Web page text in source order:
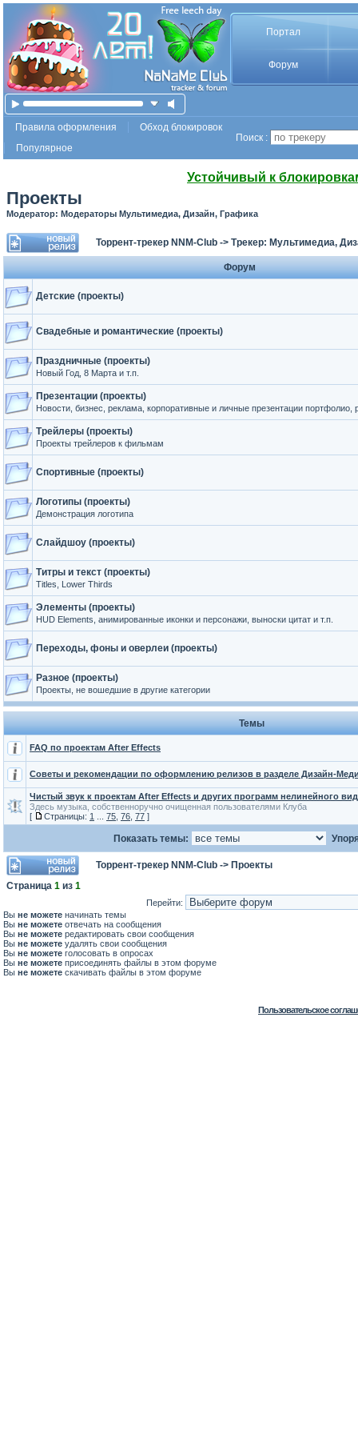
Портал
Форум
Правила оформления
Обход блокировок
Популярное
Поиск :
Устойчивый к
Проекты
Модератор: Модераторы Мультимедиа, Дизайн, Графика
Торрент-трекер NNM-Club -> Трекер: Мультимедиа,
Форум
Детские (проекты)
Свадебные и романтические (проекты)
Праздничные (проекты)
Новый Год, 8 Марта и т.п.
Презентации (проекты)
Новости, бизнес, реклама, корпоративные и личные презентации портфолио,
Трейлеры (проекты)
Проекты трейлеров к фильмам
Спортивные (проекты)
Логотипы (проекты)
Демонстрация логотипа
Слайдшоу (проекты)
Титры и текст (проекты)
Titles, Lower Thirds
Элементы (проекты)
HUD Elements, анимированные иконки и персонажи, выноски цитат и т.п.
Переходы, фоны и оверлеи (проекты)
Разное (проекты)
Проекты, не вошедшие в другие категории
Темы
FAQ по проектам After Effects
Советы и рекомендации по оформлению релизов в разделе Дизайн-
Чистый звук к проектам After Effects и других программ нелинейного
Здесь музыка, собственноручно очищенная пользователями Клуба
[
Страницы: 1 75 76 77 ]
Показать темы:
Торрент-трекер NNM-Club -> Проекты
Страница 1 из 1
Перейти:
Вы не можете начинать темы
Вы не можете отвечать на сообщения
Вы не можете редактировать свои сообщения
Вы не можете удалять свои сообщения
Вы не можете голосовать в опросах
Вы не можете присоединять файлы в этом форуме
Вы не можете скачивать файлы в этом форуме
Пользовательское